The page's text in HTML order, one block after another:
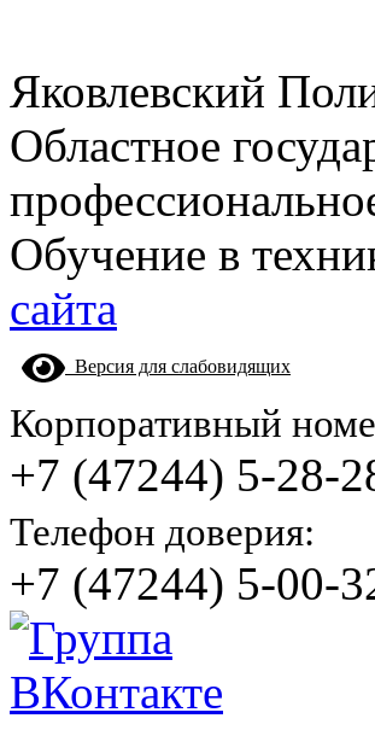
Яковлевский
Областное
Обучение в
сайта
Версия для слабовидящих
Корпоративный
+7 (47244) 5-28-
Телефон доверия:
+7 (47244) 5-00-